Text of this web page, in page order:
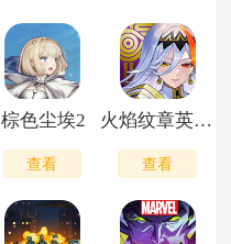
棕色尘埃2
查看
火焰纹章英雄国际服
查看